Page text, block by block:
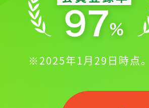
※2025年1月29日時点。